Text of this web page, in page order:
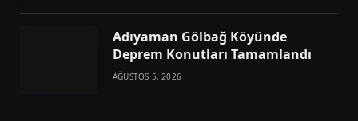
Adıyaman Gölbağ Köyünde
Deprem Konutları Tamamlandı
AĞUSTOS 5, 2026